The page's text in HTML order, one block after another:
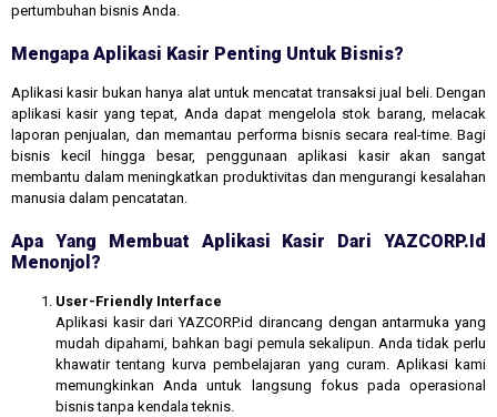
pertumbuhan bisnis Anda.
Mengapa Aplikasi Kasir Penting Untuk Bisnis?
Aplikasi kasir bukan hanya alat untuk mencatat transaksi jual beli. Dengan
aplikasi kasir yang tepat, Anda dapat mengelola stok barang, melacak
laporan penjualan, dan memantau performa bisnis secara real-time. Bagi
bisnis kecil hingga besar, penggunaan aplikasi kasir akan sangat
membantu dalam meningkatkan produktivitas dan mengurangi kesalahan
manusia dalam pencatatan.
Apa Yang Membuat Aplikasi Kasir Dari YAZCORP.id
Menonjol?
User-Friendly Interface
Aplikasi kasir dari YAZCORP.id dirancang dengan antarmuka yang
mudah dipahami, bahkan bagi pemula sekalipun. Anda tidak perlu
khawatir tentang kurva pembelajaran yang curam. Aplikasi kami
memungkinkan Anda untuk langsung fokus pada operasional
bisnis tanpa kendala teknis.